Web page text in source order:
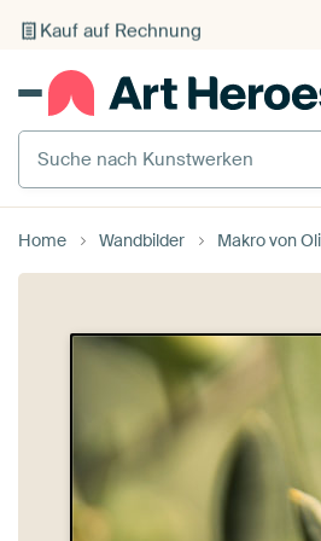
Kauf auf Rechnung
Individueller Druck auf Bestellung
Suche nach Kunstwerken
Home Wandbilder Makro von